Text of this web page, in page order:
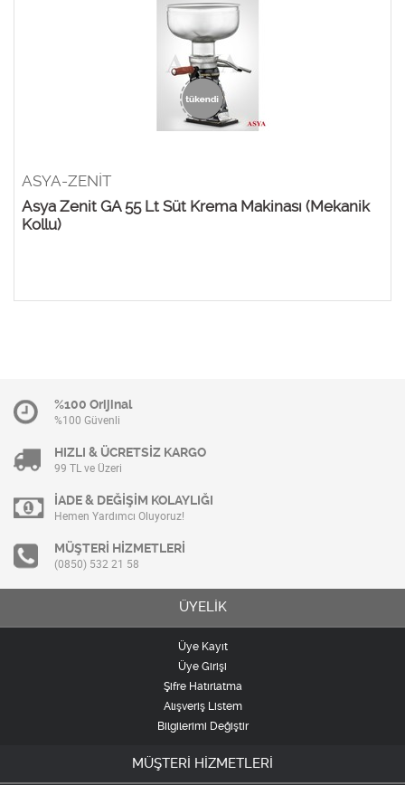
ASYA-ZENİT
Asya Zenit GA 55 Lt Süt Krema Makinası (Mekanik
Kollu)
%100 Orijinal
%100 Güvenli
HIZLI & ÜCRETSİZ KARGO
99 TL ve Üzeri
İADE & DEĞİŞİM KOLAYLIĞI
Hemen Yardımcı Oluyoruz!
MÜŞTERİ HİZMETLERİ
(0850) 532 21 58
ÜYELİK
Üye Kayıt
Üye Girişi
Şifre Hatırlatma
Alışveriş Listem
Bilgilerimi Değiştir
MÜŞTERİ HİZMETLERİ